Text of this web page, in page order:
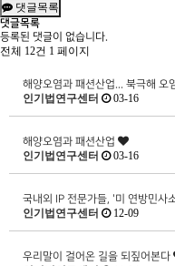
댓글목록
댓글목록
등록된 댓글이 없습니다.
전체 12건 1 페이지
해양오염과 패션산업... 북극해 오
인기법연구센터 03-16
해양오염과 패션산업
인기법연구센터 03-16
국내외 IP 전문가들, '미 연방민사
인기법연구센터 12-09
우리말이 걸어온 길을 되짚어본다